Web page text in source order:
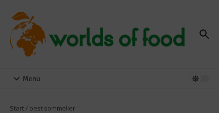
Menu
Start/ best sommelier